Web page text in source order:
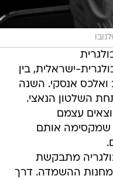
ישראלית, בין
ואלכס אנסקי. השנה
תחת השלטון הנאצי.
מוצאים עצמם
שמקסימה אותם
מתבקשת
ההשמדה. דרך